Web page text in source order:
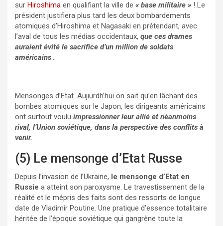
sur Hiroshima en qualifiant la ville de « base militaire » ! Le
président justifiera plus tard les deux bombardements
atomiques d’Hiroshima et Nagasaki en prétendant, avec
l’aval de tous les médias occidentaux, que ces drames
auraient évité le sacrifice d’un million de soldats
américains…
Mensonges d’Etat. Aujiurdh’hui on sait qu’en lâchant des
bombes atomiques sur le Japon, les dirigeants américains
ont surtout voulu impressionner leur allié et néanmoins
rival, l’Union soviétique, dans la perspective des conflits à
venir.
(5) Le mensonge d’Etat Russe
Depuis l’invasion de l’Ukraine, le mensonge d’Etat en
Russie a atteint son paroxysme. Le travestissement de la
réalité et le mépris des faits sont des ressorts de longue
date de Vladimir Poutine. Une pratique d’essence totalitaire
héritée de l’époque soviétique qui gangrène toute la